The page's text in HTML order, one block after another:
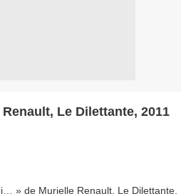
Le Dilettante, 2011